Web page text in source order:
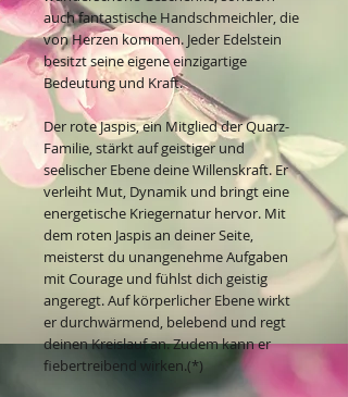
auch fantastische Handschmeichler, die
von Herzen kommen. Jeder Edelstein
besitzt seine eigene einzigartige
Bedeutung und Kraft.
Der rote Jaspis, ein Mitglied der Quarz-
Familie, stärkt auf geistiger und
seelischer Ebene deine Willenskraft. Er
verleiht Mut, Dynamik und bringt eine
energetische Kriegernatur hervor. Mit
dem roten Jaspis an deiner Seite,
meisterst du unangenehme Aufgaben
mit Courage und fühlst dich geistig
angeregt. Auf körperlicher Ebene wirkt
er durchwärmend, belebend und regt
deinen Kreislauf an. Zudem kann er
fiebertreibend wirken.(*)